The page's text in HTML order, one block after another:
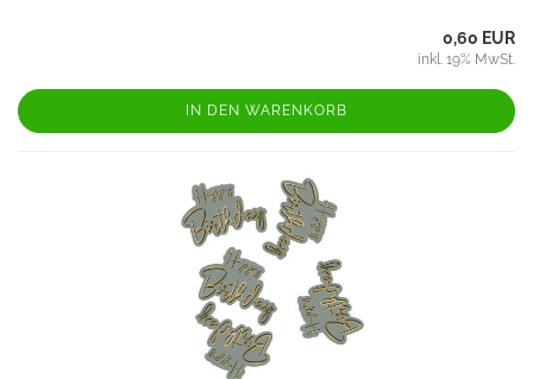
0,60 EUR
inkl. 19% MwSt.
IN DEN WARENKORB